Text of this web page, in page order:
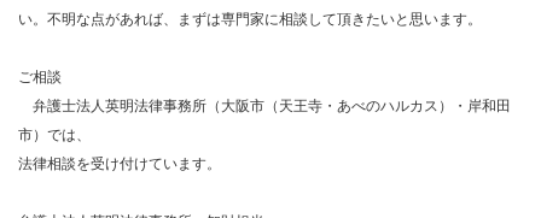
い。不明な点があれば、まずは専門家に相談して頂きたいと思います。
ご相談
弁護士法人英明法律事務所（大阪市（天王寺・あべのハルカス）・岸和田
市）では、
法律相談を受け付けています。